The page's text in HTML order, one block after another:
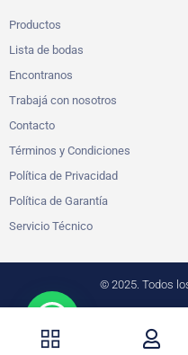
Productos
Lista de bodas
Encontranos
Trabajá con nosotros
Contacto
Términos y Condiciones
Política de Privacidad
Política de Garantía
Servicio Técnico
© 2025. Todos